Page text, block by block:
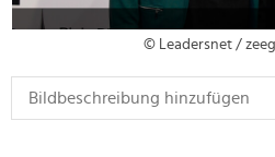
© Leadersnet /